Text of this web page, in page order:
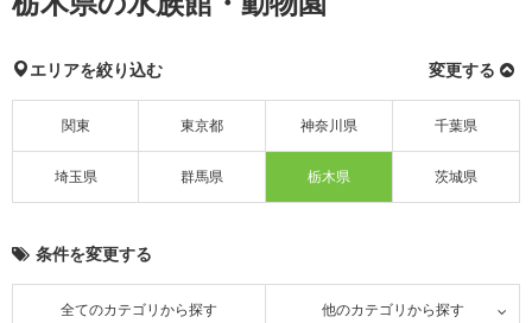
エリアを絞り込む 変更する
関東 東京都 神奈川県 千葉県
埼玉県 群馬県 栃木県 茨城県
条件を変更する
全てのカテゴリから探す 他のカテゴリから探す